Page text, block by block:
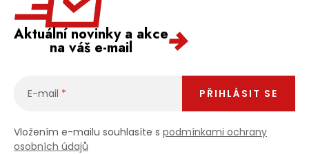
Aktuální novinky a akce
na váš e-mail
E-mail
Vložením e-mailu souhlasíte s podmínkami ochrany
osobních údajů
PŘIHLÁSIT SE